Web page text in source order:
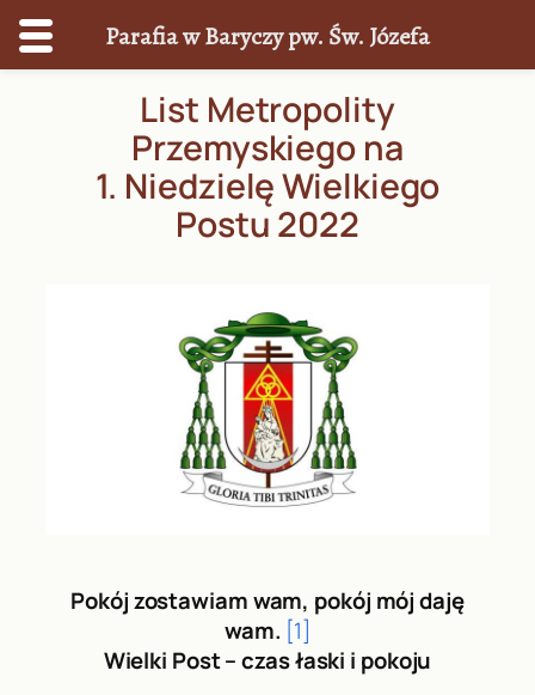
List Metropolity
Przemyskiego na
1. Niedzielę Wielkiego
Postu 2022
Pokój zostawiam wam, pokój mój daję
wam. [1]
Wielki Post – czas łaski i pokoju
Parafia w Baryczy pw. Św. Józefa